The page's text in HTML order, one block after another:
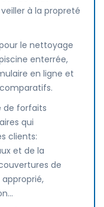
à la propreté
le nettoyage
enterrée,
en ligne et
de forfaits
qui
clients:
et de la
de